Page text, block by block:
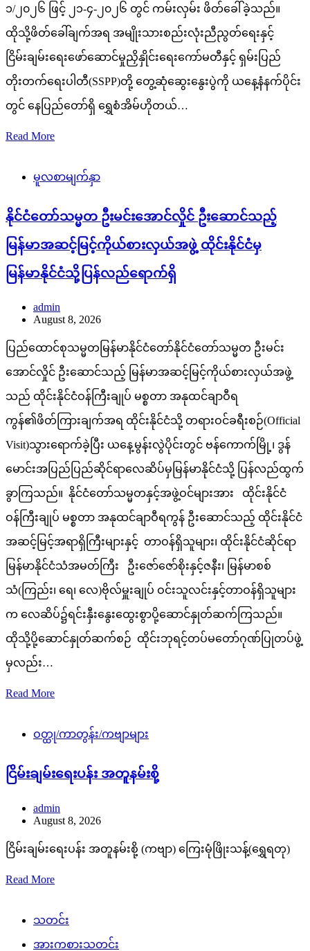
၁/၂၀၂၆ ဖြင့် ၂၁-၄-၂၀၂၆ တွင် ကမ်းလှမ်း ဖိတ်ခေါ်ခဲ့သည်။
ထိုသို့ဖိတ်ခေါ်ချက်အရ အမျိုးသားစည်းလုံးညီညွတ်ရေးနှင့်
ငြိမ်းချမ်းရေးဖော်ဆောင်မှုညှိနှိုင်းရေးကော်မတီနှင့် ရှမ်းပြည်
တိုးတက်ရေးပါတီ(SSPP)တို့ တွေ့ဆုံဆွေးနွေးပွဲကို ယနေ့နံနက်ပိုင်း
တွင် နေပြည်တော်ရှိ ရွှေစံအိမ်ဟိုတယ်…
Read More
မူလစာမျက်နှာ
နိုင်ငံတော်သမ္မတ ဦးမင်းအောင်လှိုင် ဦးဆောင်သည့်
မြန်မာအဆင့်မြင့်ကိုယ်စားလှယ်အဖွဲ့ ထိုင်းနိုင်ငံမှ
မြန်မာနိုင်ငံသို့ပြန်လည်ရောက်ရှိ
admin
August 8, 2026
ပြည်ထောင်စုသမ္မတမြန်မာနိုင်ငံတော်နိုင်ငံတော်သမ္မတ ဦးမင်း
အောင်လှိုင် ဦးဆောင်သည့် မြန်မာအဆင့်မြင့်ကိုယ်စားလှယ်အဖွဲ့
သည် ထိုင်းနိုင်ငံဝန်ကြီးချုပ် မစ္စတာ အနုထင်ချာဝီရ
ကွန်၏ဖိတ်ကြားချက်အရ ထိုင်းနိုင်ငံသို့ တရားဝင်ခရီးစဉ်(Official
Visit)သွားရောက်ခဲ့ပြီး ယနေ့မွန်းလွဲပိုင်းတွင် ဗန်ကောက်မြို့၊ ဒွန်
မောင်းအပြည်ပြည်ဆိုင်ရာလေဆိပ်မှမြန်မာနိုင်ငံသို့ ပြန်လည်ထွက်
ခွာကြသည်။ နိုင်ငံတော်သမ္မတနှင့်အဖွဲ့ဝင်များအား ထိုင်းနိုင်ငံ
ဝန်ကြီးချုပ် မစ္စတာ အနုထင်ချာဝီရကွန် ဦးဆောင်သည့် ထိုင်းနိုင်ငံ
အဆင့်မြင့်အရာရှိကြီးများနှင့် တာဝန်ရှိသူများ၊ ထိုင်းနိုင်ငံဆိုင်ရာ
မြန်မာနိုင်ငံသံအမတ်ကြီး ဦးဇော်ဇော်စိုးနှင့်ဇနီး၊ မြန်မာစစ်
သံ(ကြည်း၊ ရေ၊ လေ)ဗိုလ်မှူးချုပ် ဝင်းသူလင်းနှင့်တာဝန်ရှိသူများ
က လေဆိပ်၌ရင်းနှီးနွေးထွေးစွာပို့ဆောင်နှုတ်ဆက်ကြသည်။
ထိုသို့ပို့ဆောင်နှုတ်ဆက်စဉ် ထိုင်းဘုရင့်တပ်မတော်ဂုဏ်ပြုတပ်ဖွဲ့
မှလည်း…
Read More
ဝတ္ထု/ကာတွန်း/ကဗျာများ
ငြိမ်းချမ်းရေးပန်း အတူနမ်းစို့
admin
August 8, 2026
ငြိမ်းချမ်းရေးပန်း အတူနမ်းစို့ (ကဗျာ) ကြေးမုံဖြိုးသန့်(ရွှေရတု)
Read More
သတင်း
အားကစားသတင်း